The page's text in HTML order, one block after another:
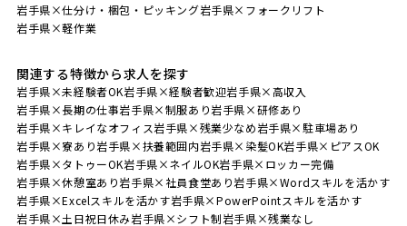
岩手県×仕分け・梱包・ピッキング岩手県×フォークリフト
岩手県×軽作業
関連する特徴から求人を探す
岩手県×未経験者OK岩手県×経験者歓迎岩手県×高収入
岩手県×長期の仕事岩手県×制服あり岩手県×研修あり
岩手県×キレイなオフィス岩手県×残業少なめ岩手県×駐車場あり
岩手県×寮あり岩手県×扶養範囲内岩手県×染髪OK岩手県×ピアスOK
岩手県×タトゥーOK岩手県×ネイルOK岩手県×ロッカー完備
岩手県×休憩室あり岩手県×社員食堂あり岩手県×Wordスキルを活かす
岩手県×Excelスキルを活かす岩手県×PowerPointスキルを活かす
岩手県×土日祝日休み岩手県×シフト制岩手県×残業なし